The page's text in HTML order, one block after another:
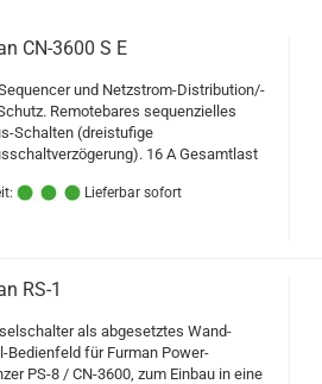
CN-3600 S E
und Netzstrom-Distribution/-
Remotebares sequenzielles
Schalten (dreistufige
16 A Gesamtlast
Lieferbar sofort
RS-1
als abgesetztes Wand-
Bedienfeld für Furman Power-
PS-8 / CN-3600, zum Einbau in eine